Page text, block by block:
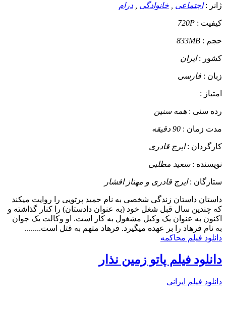
ژانر :اجتماعی خانوادگی درام
کیفیت : 720P
حجم : 833MB
کشور :ایران
زبان : فارسی
امتیاز :
رده سنی : همه سنین
مدت زمان : 90 دقیقه
کارگردان :ایرج قادری
نویسنده :سعید مطلبی
ستارگان :ایرج قادری و مهناز افشار
داستان داستان زندگی شخصی به نام حمید پرتویی را روایت میکند
که چندین سال قبل شغل خود (به عنوان دادستان) را کنار گذاشته و
اکنون به عنوان یک وکیل مشغول به کار است. او وکالت یک جوان
به نام فرهاد را بر عهده میگیرد. فرهاد متهم به قتل است........
دانلود فیلم محاکمه
دانلود فیلم پاتو زمین نذار
دانلود فیلم ایرانی